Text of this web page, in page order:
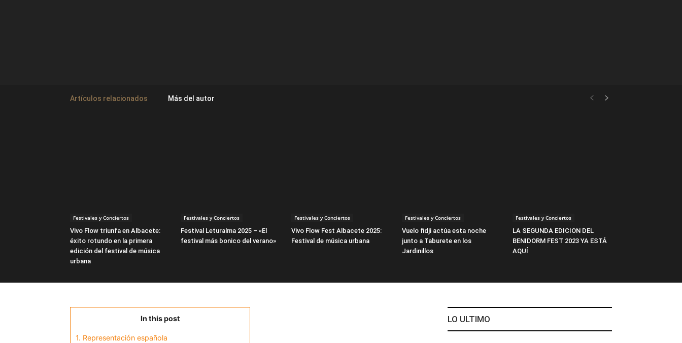
Artículos relacionados Más del autor
Festivales y Conciertos
Vivo Flow triunfa en Albacete:
éxito rotundo en la primera
edición del festival de música
urbana
Festivales y Conciertos
Festival Leturalma 2025 – «El
festival más bonico del verano»
Festivales y Conciertos
Vivo Flow Fest Albacete 2025:
Festival de música urbana
Festivales y Conciertos
Vuelo fidji actúa esta noche
junto a Taburete en los
Jardinillos
Festivales y Conciertos
LA SEGUNDA EDICION DEL
BENIDORM FEST 2023 YA ESTÁ
AQUÍ
In this post
1. Representación española
LO ULTIMO